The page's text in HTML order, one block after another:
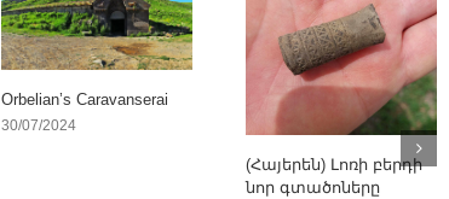
Orbelian’s Caravanserai
30/07/2024
(Հայերեն) Լոռի բերդի
նոր գտածոները